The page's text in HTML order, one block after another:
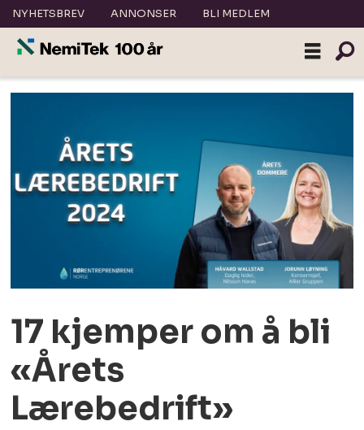
NYHETSBREV ANNONSER BLI MEDLEM
17 kjemper om å bli
«Årets
Lærebedrift»